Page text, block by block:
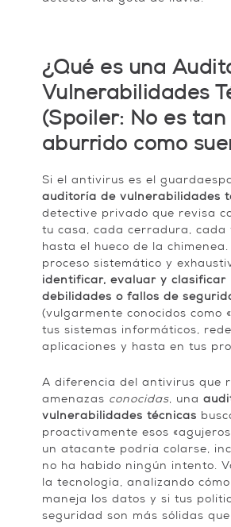
¿Qué es una
Vulnerabilidades
(Spoiler: No es tan
aburrido como
Si el antivirus es el
auditoría de vulnerabilidades
detective privado que revisa
tu casa, cada cerradura, cada
hasta el hueco de la chimenea.
proceso sistemático y
identificar, evaluar y clasificar
debilidades o fallos de
(vulgarmente conocidos como
tus sistemas informáticos,
aplicaciones y hasta en tus
A diferencia del antivirus que
amenazas conocidas, una
vulnerabilidades técnicas
proactivamente esos
un atacante podría colarse,
no ha habido ningún intento.
la tecnología, analizando
maneja los datos y si tus
seguridad son más sólidas